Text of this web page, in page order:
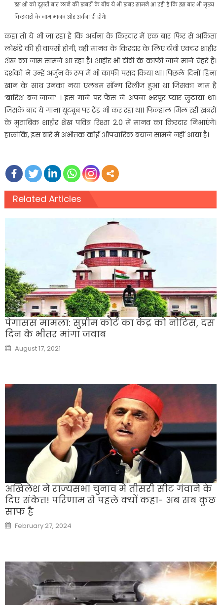
इस शो को दूसरी बार लाने की खबरों के बीच ये भी खबर सामने आ रही है कि इस बार भी मुख्य
किरदारों के नाम मानव और अर्चना ही होंगे।
कहा तो ये भी जा रहा है कि अर्चना के किरदार में एक बार फिर से अंकिता
लोखंडे की ही वापसी होगी, वहीं मानव के किरदार के लिए टीवी एक्टर शाहीर
शेख का नाम सामने आ रहा है। शाहीर भी टीवी के काफी जाने माने चेहरे हैं।
दर्शकों ने उन्हें अर्जुन के रूप में भी काफी पसंद किया था। पिछले दिनों हिना
खान के साथ उनका नया एलबम सॉन्ग रिलीज हुआ था जिसका नाम है
‘बारिश बन जाना’ । इस गाने पर फैंस ने अपना भरपूर प्यार लुटाया था।
जिसके बाद ये गाना यूट्यूब पर ट्रेंड भी कर रहा था। फिल्हाल मिल रही खबरों
के मुताबिक शाहीर शेख पवित्र रिश्ता 2.0 में मानव का किरदार निभाएंगे।
हालांकि, इस बारे में अभीतक कोई ऑपचारिक बयान सामने नहीं आया है।
Related Articles
पेगासस मामला: सुप्रीम कोर्ट का केंद्र को नोटिस, दस
दिन के भीतर मांगा जवाब
Posted
on
August 17, 2021
अखि‍लेश ने राज्‍यसभा चुनाव में तीसरी सीट गंवाने के
द‍िए संकेत! पर‍िणाम से पहले क्‍यों कहा- अब सब कुछ
साफ है
Posted
on
February 27, 2024